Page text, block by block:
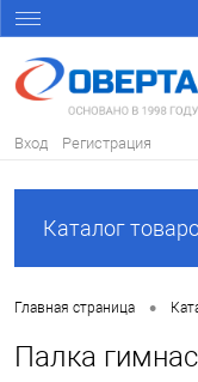
Вход Регистрация
Каталог
Главная страница •
Палка